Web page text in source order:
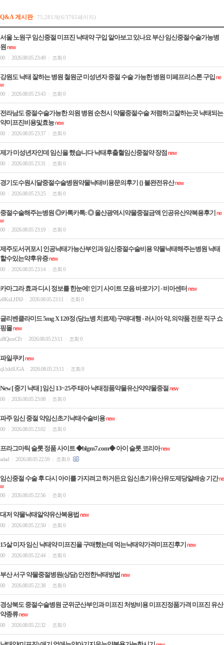
Q&A 게시판 75,281개(6/3765페이지)
서울 노원구 임신중절 미프진 낙태약 구입 알아보고 있나요 부산 임신중절수술가능병
원new
00
2026.08.05 23:49 조회 0
강원도 낙태 잘하는 병원 철원군 미성년자 중절 수술 가능한 병원 미페프리스톤 구입ne
w
00
2026.08.05 23:43 조회 0
전라남도 중절수술가능한 의원 병원 순천시 약물중절수술 저렴하고잘하는곳 낙태되는
약미프진비용및효능new
00
2026.08.05 23:37 조회 0
제가 미성년자인데 임신을 했습니다 낙태후출혈임신중절약 장점new
00
2026.08.05 23:31 조회 0
경기도수원시달중절수술병원약물낙태비용문의후기 {} 불완전유산new
00
2026.08.05 23:25 조회 0
중절수술해주는병원 ◎카톡카톡: ◎ 울산광역시약물중절금액 인공유산약복용후기ne
w
00
2026.08.05 23:19 조회 0
제주도서귀포시 인공낙태가능산부인과 임신중절수술비용 약물낙태해주는병원 낙태
할수있는약후유증new
00
2026.08.05 23:14 조회 0
카마그라 효과 디시 정보를 한눈에! 인기 사이트 모음 바로가기 - 비아센터new
z8KxLHX0
2026.08.05 23:11 조회 0
글리벤클라미드 5mg X 120정 (당뇨병 치료제) 구매대행 - 러시아 약, 의약품 전문 직구 쇼
핑몰new
zRQmxCFr
2026.08.05 23:11 조회 0
파일쿠키new
qUxk6UGA
2026.08.05 23:11 조회 0
New [ 중기 낙태 ] 임신 13~25주 태아 낙태정품약물유산약약물중절new
00
2026.08.05 23:08 조회 0
파주 임신 중절 약임신초기낙­태수술비용new
00
2026.08.05 23:02 조회 0
프라그마틱 슬롯 정품 사이트 ◆blgm7.com◆ 아이 슬롯 코리아new
adad
2026.08.05 22:59 조회 0
임신중절 수술 후 다시 아이를 가지려고 하거든요 임신초기유산유도제당일배송 기간ne
w
00
2026.08.05 22:56 조회 0
대저 약물낙태알약유산복용법new
00
2026.08.05 22:50 조회 0
15살 미자 임신 낙태약 미프진을 구매했는데 먹는낙태약가격미­프진후기new
00
2026.08.05 22:44 조회 0
부산 서구 약물중절병원(상담) 안전한낙­태방법new
00
2026.08.05 22:38 조회 0
경상북도 중절수술병원 군위군산부인과 미프진 처방비용 미프진정품가격 미­프진 유산
약종류new
00
2026.08.05 22:32 조회 0